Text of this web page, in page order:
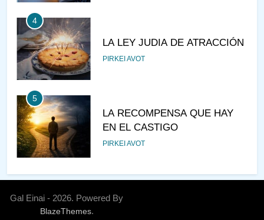
4
LA LEY JUDIA DE ATRACCIÓN
PIRKEI AVOT
5
LA RECOMPENSA QUE HAY
EN EL CASTIGO
PIRKEI AVOT
6
¿DE DÓNDE VIENES?
Gal Einai - 2026. Powered By
BlazeThemes.